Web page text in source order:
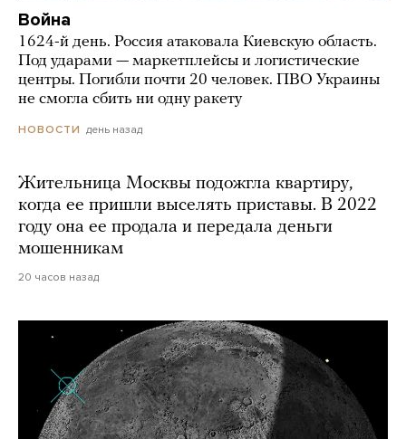
Война
1624-й день. Россия атаковала Киевскую область.
Под ударами — маркетплейсы и логистические
центры. Погибли почти 20 человек. ПВО Украины
не смогла сбить ни одну ракету
НОВОСТИ день назад
Жительница Москвы подожгла квартиру,
когда ее пришли выселять приставы. В 2022
году она ее продала и передала деньги
мошенникам
20 часов назад